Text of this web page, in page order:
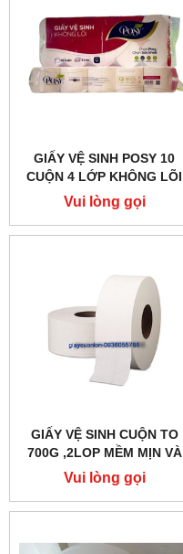
GIẤY VỆ SINH POSY 10
CUỘN 4 LỚP KHÔNG LÕI
Vui lòng gọi
GIẤY VỆ SINH CUỘN TO
700G ,2LOP MỀM MỊN VÀ
DAI
Vui lòng gọi